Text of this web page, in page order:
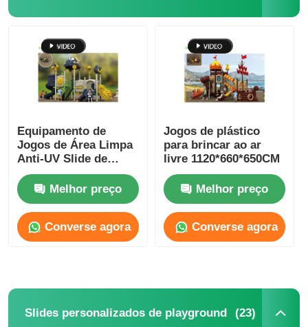
Equipamento de
Jogos de Área Limpa
Anti-UV Slide de
Plástico
Melhor preço
Converse agora
Jogos de plástico
para brincar ao ar
livre 1120*660*650CM
Melhor preço
Converse agora
Slides personalizados de playground (23)